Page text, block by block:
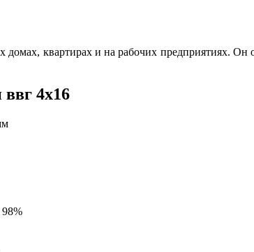
квартирах и на рабочих предприятиях. Он
4х16